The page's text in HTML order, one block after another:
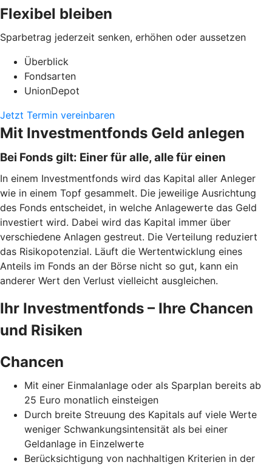
Flexibel bleiben
Sparbetrag jederzeit senken, erhöhen oder aussetzen
Überblick
Fondsarten
UnionDepot
Jetzt Termin vereinbaren
Mit Investmentfonds Geld anlegen
Bei Fonds gilt: Einer für alle, alle für einen
In einem Investmentfonds wird das Kapital aller Anleger
wie in einem Topf gesammelt. Die jeweilige Ausrichtung
des Fonds entscheidet, in welche Anlagewerte das Geld
investiert wird. Dabei wird das Kapital immer über
verschiedene Anlagen gestreut. Die Verteilung reduziert
das Risikopotenzial. Läuft die Wertentwicklung eines
Anteils im Fonds an der Börse nicht so gut, kann ein
anderer Wert den Verlust vielleicht ausgleichen.
Ihr Investmentfonds – Ihre Chancen
und Risiken
Chancen
Mit einer Einmalanlage oder als Sparplan bereits ab
25 Euro monatlich einsteigen
Durch breite Streuung des Kapitals auf viele Werte
weniger Schwankungsintensität als bei einer
Geldanlage in Einzelwerte
Berücksichtigung von nachhaltigen Kriterien in der